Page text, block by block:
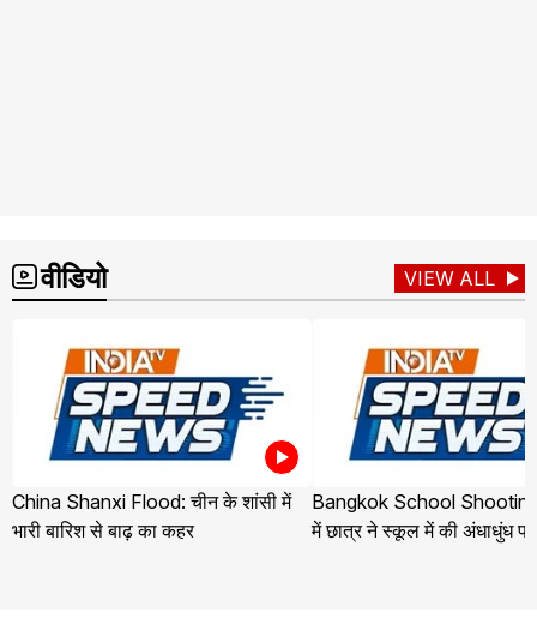
वीडियो VIEW ALL
China Shanxi Flood: चीन के शांसी में
भारी बारिश से बाढ़ का कहर
Bangkok School
में छात्र ने स्कूल में की अंधाधुंध